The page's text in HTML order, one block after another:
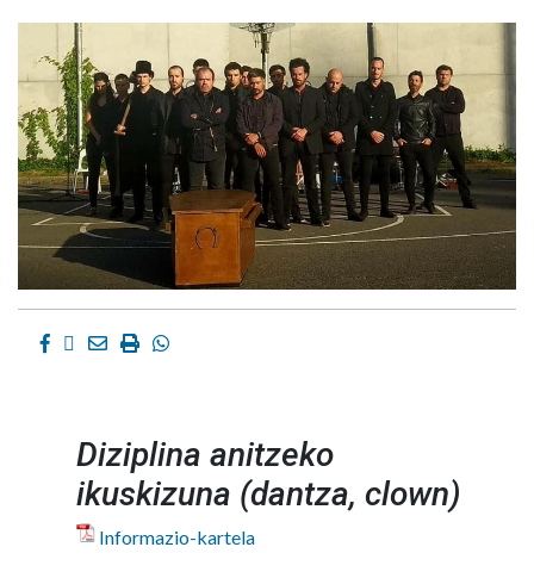
Facebook
Twitter
EmailImprimirWhatsapp
Diziplina anitzeko
ikuskizuna (dantza, clown)
Informazio-kartela